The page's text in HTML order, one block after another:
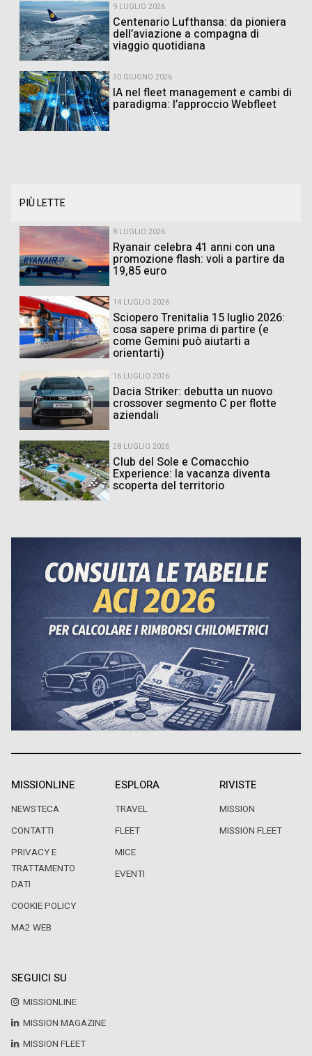
9 LUGLIO 2026
Centenario Lufthansa: da pioniera
dell’aviazione a compagna di
viaggio quotidiana
30 GIUGNO 2026
IA nel fleet management e cambi di
paradigma: l’approccio Webfleet
PIÙ LETTE
8 LUGLIO 2026
Ryanair celebra 41 anni con una
promozione flash: voli a partire da
19,85 euro
14 LUGLIO 2026
Sciopero Trenitalia 15 luglio 2026:
cosa sapere prima di partire (e
come Gemini può aiutarti a
orientarti)
16 LUGLIO 2026
Dacia Striker: debutta un nuovo
crossover segmento C per flotte
aziendali
28 LUGLIO 2026
Club del Sole e Comacchio
Experience: la vacanza diventa
scoperta del territorio
MISSIONLINE
NEWSTECA
CONTATTI
PRIVACY E
TRATTAMENTO
DATI
COOKIE POLICY
MA2 WEB
ESPLORA
TRAVEL
FLEET
MICE
EVENTI
RIVISTE
MISSION
MISSION FLEET
SEGUICI SU
MISSIONLINE
MISSION MAGAZINE
MISSION FLEET